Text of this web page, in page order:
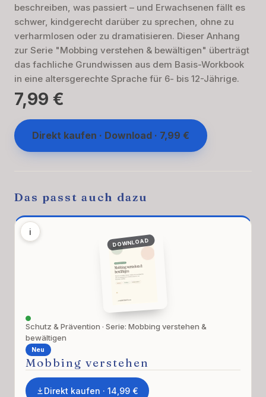
beschreiben, was passiert – und Erwachsenen fällt es
schwer, kindgerecht darüber zu sprechen, ohne zu
verharmlosen oder zu dramatisieren. Dieser Anhang
zur Serie "Mobbing verstehen & bewältigen" überträgt
das fachliche Grundwissen aus dem Basis-Workbook
in eine altersgerechte Sprache für 6- bis 12-Jährige.
7,99 €
Direkt kaufen · Download · 7,99 €
Das passt auch dazu
i
DOWNLOAD
Schutz & Prävention · Serie: Mobbing verstehen &
bewältigen
Neu
Mobbing verstehen
Direkt kaufen · 14,99 €